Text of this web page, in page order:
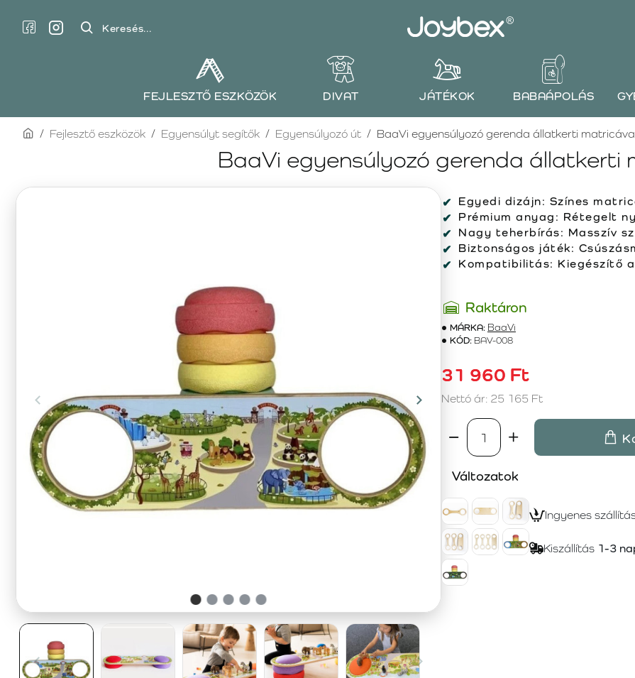
Keresés...
FEJLESZTŐ ESZKÖZÖK DIVAT JÁTÉKOK BABAÁPOLÁS
BaaVi egyensúlyozó gerenda állatkerti
homeFejlesztő eszközök Egyensúlyt segítők Egyensúlyozó út BaaVi egyensúlyozó gerenda állatkerti
Egyedi dizájn: Színes
Prémium anyag: Rétegelt
Nagy teherbírás: Masszív
Biztonságos játék:
Kompatibilitás: Kiegészítő
Raktáron
MÁRKA: BaaVi
KÓD: BAV-008
31 960 Ft
Nettó ár: 25 165 Ft
Változatok
Ingyenes
Kiszállítás 1-3